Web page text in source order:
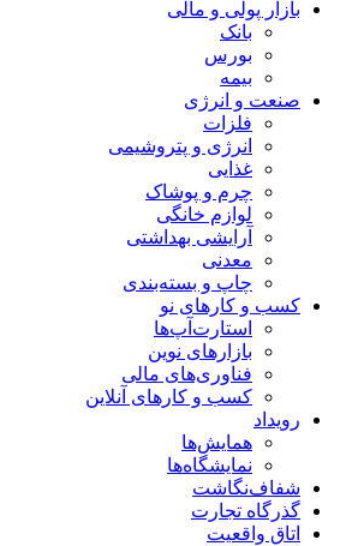
بازار پولی و مالی
بانک
بورس
بیمه
صنعت و انرژی
فلزات
انرژی و پتروشیمی
غذایی
چرم و پوشاک
لوازم خانگی
آرایشی بهداشتی
معدنی
چاپ و بسته‌بندی
کسب و کارهای نو
استارت‌آپ‌ها
بازارهای نوین
فناوری‌های مالی
کسب و کارهای آنلاین
رویداد
همایش‌ها
نمایشگاه‌ها
شفاف‌نگاشت
گذرگاه تجارت
اتاق واقعیت